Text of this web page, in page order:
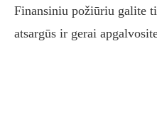
Finansiniu požiūriu galite
atsargūs ir gerai